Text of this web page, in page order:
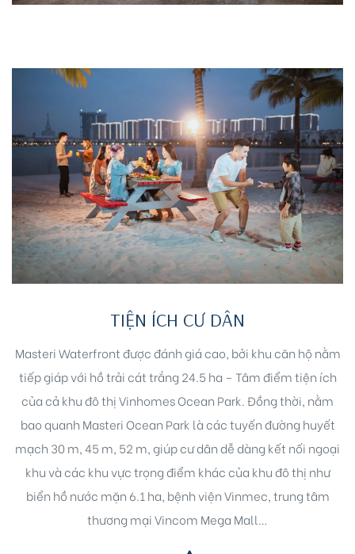
TIỆN ÍCH CƯ DÂN
Masteri Waterfront được đánh giá cao, bởi khu căn hộ nằm
tiếp giáp với hồ trải cát trắng 24.5 ha – Tâm điểm tiện ích
của cả khu đô thị Vinhomes Ocean Park. Đồng thời, nằm
bao quanh Masteri Ocean Park là các tuyến đường huyết
mạch 30 m, 45 m, 52 m, giúp cư dân dễ dàng kết nối ngoại
khu và các khu vực trọng điểm khác của khu đô thị như
biển hồ nước mặn 6.1 ha, bệnh viện Vinmec, trung tâm
thương mại Vincom Mega Mall…